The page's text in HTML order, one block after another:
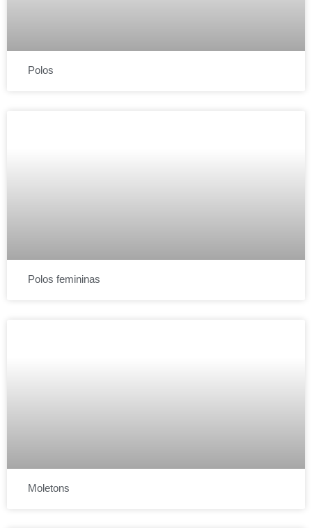
Polos
Polos femininas
Moletons